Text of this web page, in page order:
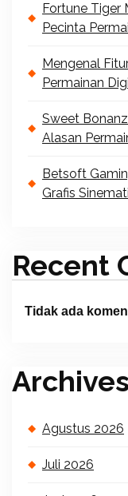
Fortune Tiger
Pecinta
Mengenal
Permainan
Sweet
Alasan
Betsoft
Grafis
Recent
Tidak ada
Archives
Agustus 2026
Juli 2026